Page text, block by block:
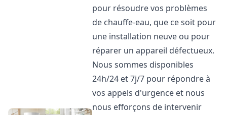
pour résoudre vos problèmes
de chauffe-eau, que ce soit pour
une installation neuve ou pour
réparer un appareil défectueux.
Nous sommes disponibles
24h/24 et 7j/7 pour répondre à
vos appels d'urgence et nous
nous efforçons de intervenir